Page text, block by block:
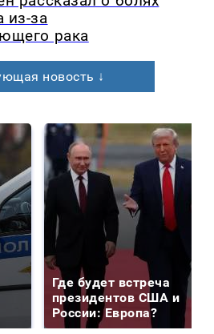
из-за
рака
новость ↓
Где будет встреча
президентов США и
России: Европа?